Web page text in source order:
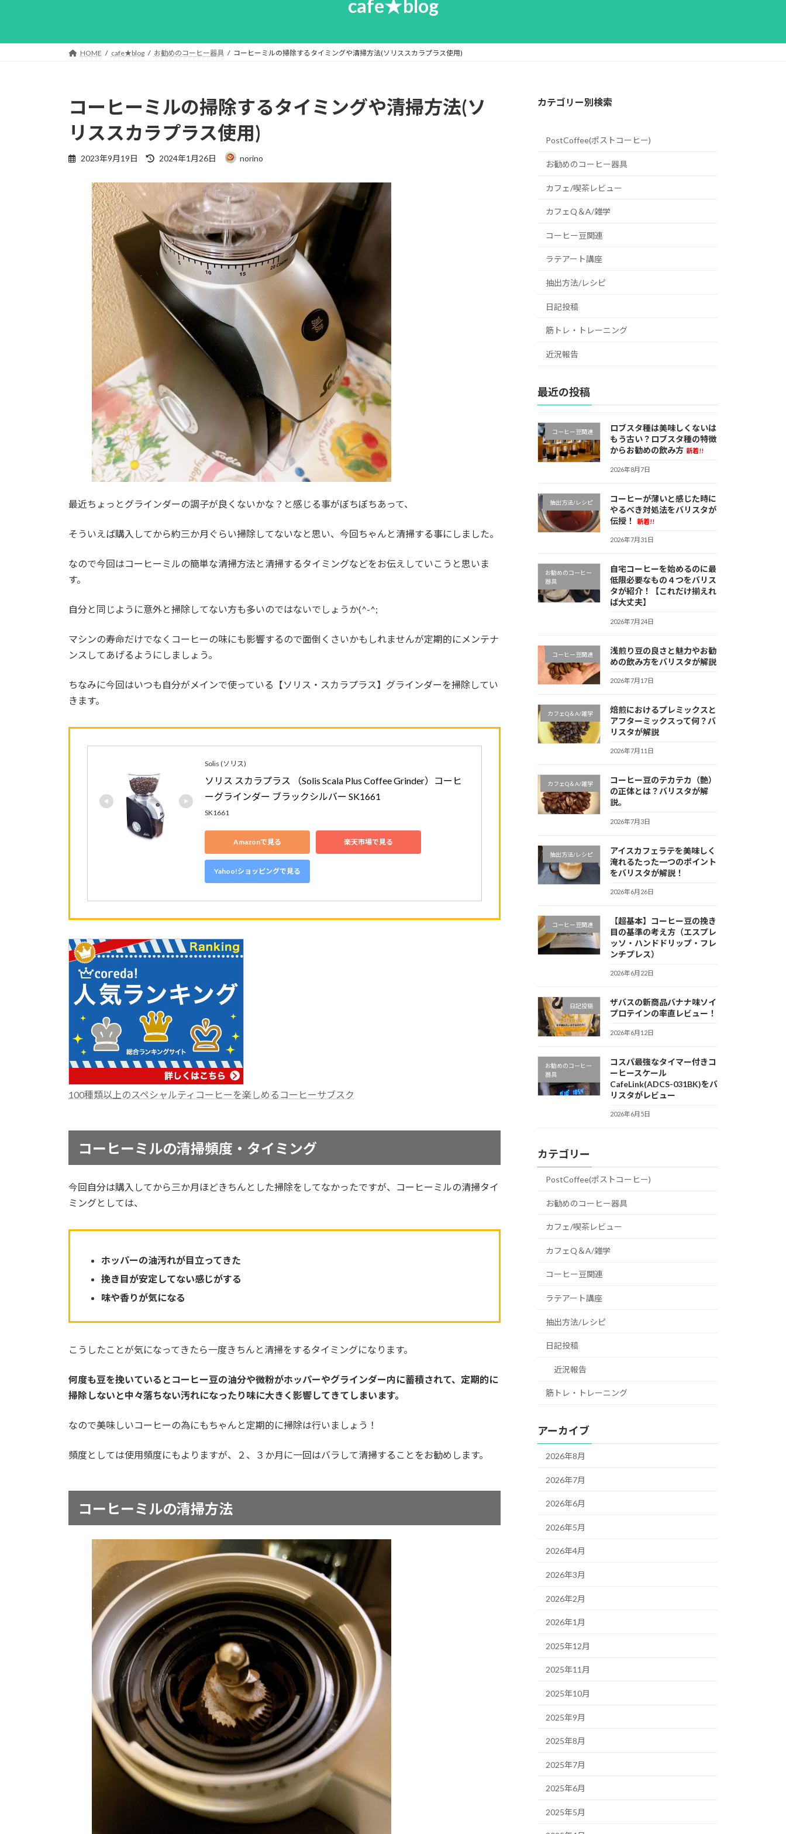
cafe★blog
HOME cafe★blog お勧めのコーヒー器具 コーヒーミルの掃除するタイミングや清掃方法(ソリススカラプラス使用)
コーヒーミルの掃除するタイミングや清掃方法(ソ
リススカラプラス使用)
2023年9月19日
最
時
:
2024年1月26日 norino
最近ちょっとグラインダーの調子が良くないかな？と感じる事がぼちぼちあって、
そういえば購入してから約三か月ぐらい掃除してないなと思い、今回ちゃんと清掃する事にしました。
なので今回はコーヒーミルの簡単な清掃方法と清掃するタイミングなどをお伝えしていこうと思いま
す。
自分と同じように意外と掃除してない方も多いのではないでしょうか(^-^;
マシンの寿命だけでなくコーヒーの味にも影響するので面倒くさいかもしれませんが定期的にメンテナ
ンスしてあげるようにしましょう。
ちなみに今回はいつも自分がメインで使っている【ソリス・スカラプラス】グラインダーを掃除してい
きます。
Solis (ソリス)
ソリス スカラプラス （Solis Scala Plus Coffee Grinder）コーヒ
ーグラインダー ブラックシルバー SK1661
SK1661
Amazonで見る 楽天市場で見る
Yahoo!ショッピングで見る
100種類以上のスペシャルティコーヒーを楽しめるコーヒーサブスク
コーヒーミルの清掃頻度・タイミング
今回自分は購入してから三か月ほどきちんとした掃除をしてなかったですが、コーヒーミルの清掃タイ
ミングとしては、
ホッパーの油汚れが目立ってきた
挽き目が安定してない感じがする
味や香りが気になる
こうしたことが気になってきたら一度きちんと清掃をするタイミングになります。
何度も豆を挽いているとコーヒー豆の油分や微粉がホッパーやグラインダー内に蓄積されて、定期的に
掃除しないと中々落ちない汚れになったり味に大きく影響してきてしまいます。
なので美味しいコーヒーの為にもちゃんと定期的に掃除は行いましょう！
頻度としては使用頻度にもよりますが、２、３か月に一回はバラして清掃することをお勧めします。
コーヒーミルの清掃方法
カテゴリー別検索
PostCoffee(ポストコーヒー)
お勧めのコーヒー器具
カフェ/喫茶レビュー
カフェQ＆A/雑学
コーヒー豆関連
ラテアート講座
抽出方法/レシピ
日記投稿
筋トレ・トレーニング
近況報告
最近の投稿
コーヒー豆関連
ロブスタ種は美味しくないは
もう古い？ロブスタ種の特徴
からお勧めの飲み方 新着!!
2026年8月7日
抽出方法/レシピ
コーヒーが薄いと感じた時に
やるべき対処法をバリスタが
伝授！
新着!!
2026年7月31日
お勧めのコーヒー
器具
自宅コーヒーを始めるのに最
低限必要なもの４つをバリス
タが紹介！【これだけ揃えれ
ば大丈夫】
2026年7月24日
コーヒー豆関連
浅煎り豆の良さと魅力やお勧
めの飲み方をバリスタが解説
2026年7月17日
カフェQ＆A/雑学
焙煎におけるプレミックスと
アフターミックスって何？バ
リスタが解説
2026年7月11日
カフェQ＆A/雑学
コーヒー豆のテカテカ（艶）
の正体とは？バリスタが解
説。
2026年7月3日
抽出方法/レシピ
アイスカフェラテを美味しく
淹れるたった一つのポイント
をバリスタが解説！
2026年6月26日
コーヒー豆関連
【超基本】コーヒー豆の挽き
目の基準の考え方（エスプレ
ッソ・ハンドドリップ・フレ
ンチプレス）
2026年6月22日
日記投稿
ザバスの新商品バナナ味ソイ
プロテインの率直レビュー！
2026年6月12日
お勧めのコーヒー
器具
コスパ最強なタイマー付きコ
ーヒースケール
CafeLink(ADCS-031BK)をバ
リスタがレビュー
2026年6月5日
カテゴリー
PostCoffee(ポストコーヒー)
お勧めのコーヒー器具
カフェ/喫茶レビュー
カフェQ＆A/雑学
コーヒー豆関連
ラテアート講座
抽出方法/レシピ
日記投稿
近況報告
筋トレ・トレーニング
アーカイブ
2026年8月
2026年7月
2026年6月
2026年5月
2026年4月
2026年3月
2026年2月
2026年1月
2025年12月
2025年11月
2025年10月
2025年9月
2025年8月
2025年7月
2025年6月
2025年5月